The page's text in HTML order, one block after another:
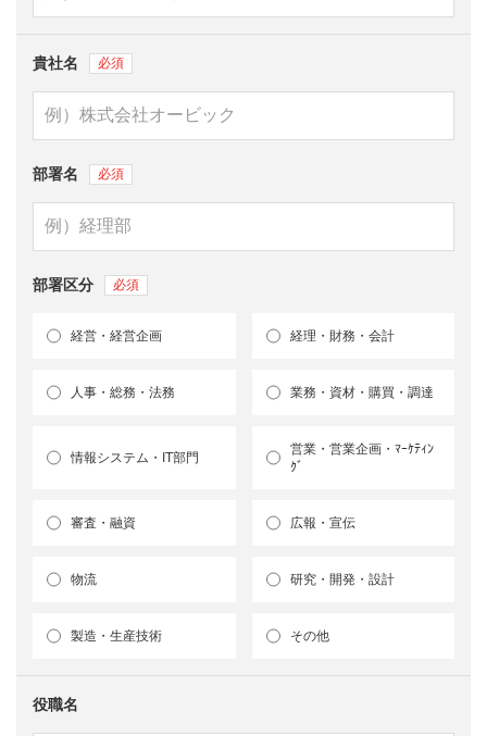
貴社名
部署名
部署区分
経営・経営企画 経理・財務・会計
人事・総務・法務 業務・資材・購買・調達
情報システム・IT部門
営業・営業企画・ﾏｰｹﾃｨﾝ
ｸﾞ
審査・融資 広報・宣伝
物流 研究・開発・設計
製造・生産技術 その他
役職名